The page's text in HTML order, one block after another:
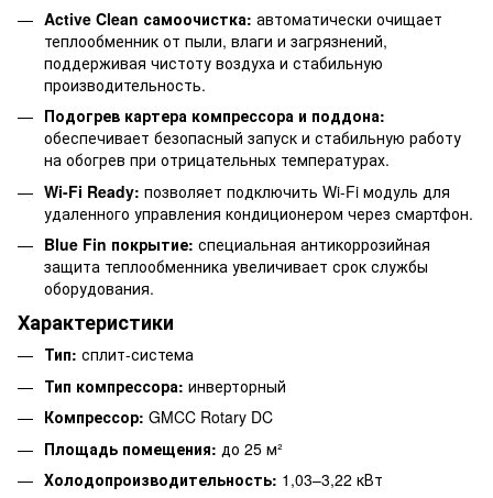
Active Clean самоочистка: автоматически очищает
теплообменник от пыли, влаги и загрязнений,
поддерживая чистоту воздуха и стабильную
производительность.
Подогрев картера компрессора и поддона:
обеспечивает безопасный запуск и стабильную работу
на обогрев при отрицательных температурах.
Wi-Fi Ready: позволяет подключить Wi-Fi модуль для
удаленного управления кондиционером через смартфон.
Blue Fin покрытие: специальная антикоррозийная
защита теплообменника увеличивает срок службы
оборудования.
Характеристики
Тип: сплит-система
Тип компрессора: инверторный
Компрессор: GMCC Rotary DC
Площадь помещения: до 25 м²
Холодопроизводительность: 1,03–3,22 кВт